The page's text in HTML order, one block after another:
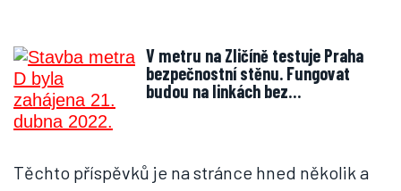
V metru na Zličíně testuje Praha
bezpečnostní stěnu. Fungovat
budou na linkách bez…
Těchto příspěvků je na stránce hned několik a